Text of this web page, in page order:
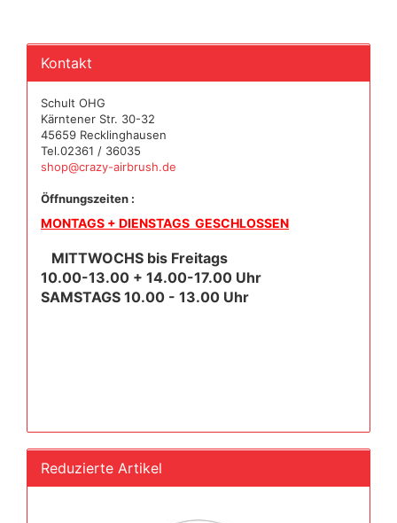
Kontakt
Schult OHG
Kärntener Str. 30-32
45659 Recklinghausen
Tel.02361 / 36035
shop@crazy-airbrush.de
Öffnungszeiten :
MONTAGS + DIENSTAGS GESCHLOSSEN
MITTWOCHS bis Freitags
10.00-13.00 + 14.00-17.00 Uhr
SAMSTAGS 10.00 - 13.00 Uhr
Reduzierte Artikel